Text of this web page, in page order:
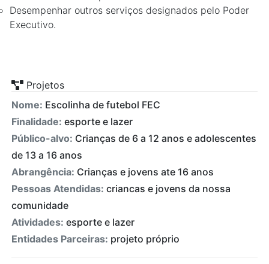
Desempenhar outros serviços designados pelo Poder
Executivo.
Projetos
Nome: Escolinha de futebol FEC
Finalidade: esporte e lazer
Público-alvo: Crianças de 6 a 12 anos e adolescentes
de 13 a 16 anos
Abrangência: Crianças e jovens ate 16 anos
Pessoas Atendidas: criancas e jovens da nossa
comunidade
Atividades: esporte e lazer
Entidades Parceiras: projeto próprio